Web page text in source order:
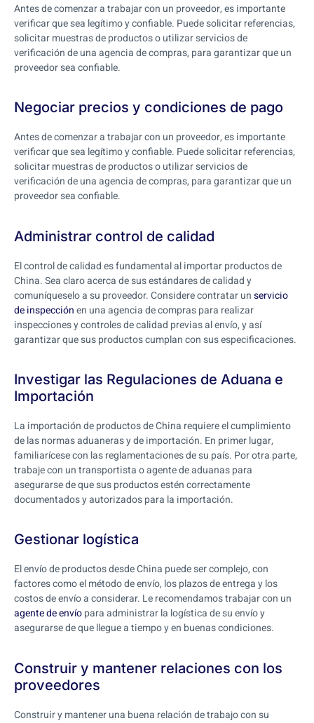
Antes de comenzar a trabajar con un proveedor, es importante
verificar que sea legítimo y confiable. Puede solicitar referencias,
solicitar muestras de productos o utilizar servicios de
verificación de una agencia de compras, para garantizar que un
proveedor sea confiable.
Negociar precios y condiciones de pago
Antes de comenzar a trabajar con un proveedor, es importante
verificar que sea legítimo y confiable. Puede solicitar referencias,
solicitar muestras de productos o utilizar servicios de
verificación de una agencia de compras, para garantizar que un
proveedor sea confiable.
Administrar control de calidad
El control de calidad es fundamental al importar productos de
China. Sea claro acerca de sus estándares de calidad y
comuníqueselo a su proveedor. Considere contratar unservicio
de inspecciónen una agencia de compras para realizar
inspecciones y controles de calidad previas al envío, y así
garantizar que sus productos cumplan con sus especificaciones.
Investigar las Regulaciones de Aduana e
Importación
La importación de productos de China requiere el cumplimiento
de las normas aduaneras y de importación. En primer lugar,
familiarícese con las reglamentaciones de su país. Por otra parte,
trabaje con un transportista o agente de aduanas para
asegurarse de que sus productos estén correctamente
documentados y autorizados para la importación.
Gestionar logística
El envío de productos desde China puede ser complejo, con
factores como el método de envío, los plazos de entrega y los
costos de envío a considerar. Le recomendamos trabajar con un
agente de envíopara administrar la logística de su envío y
asegurarse de que llegue a tiempo y en buenas condiciones.
Construir y mantener relaciones con los
proveedores
Construir y mantener una buena relación de trabajo con su